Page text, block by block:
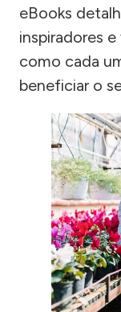
eBooks
inspiradores
como cada
beneficiar o